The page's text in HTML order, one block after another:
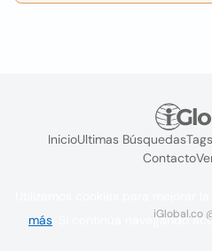
InicioUltimas BúsquedasTags
Contacto
iGlobal.co
más . Si continúa navegando